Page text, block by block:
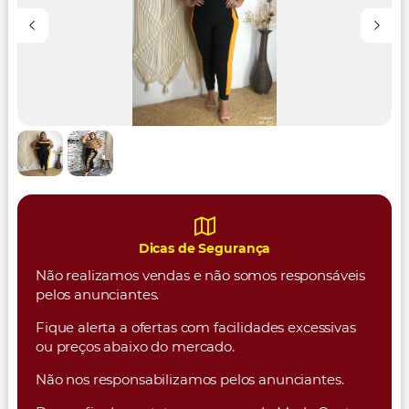
Dicas de Segurança
Não realizamos vendas e não somos responsáveis
pelos anunciantes.
Fique alerta a ofertas com facilidades excessivas
ou preços abaixo do mercado.
Não nos responsabilizamos pelos anunciantes.